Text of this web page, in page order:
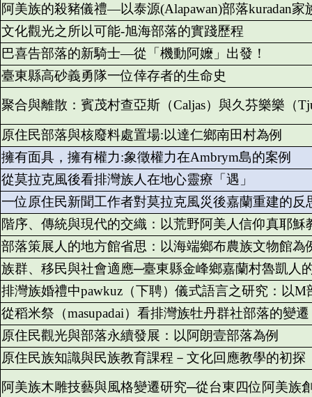
阿美族的殺豬儀禮—以泰源(Alapawan)部落kuradan家
文化觀光之所以可能-旭海部落的實踐歷程
巴喜告部落的新騎士—從「機動阿嬤」出發！
臺東縣高砂義勇隊一位倖存者的生命史
聚合與離散：賓茂村查亞斯（Caljas）與久芬樂樂（
原住民部落與核廢料處置場:以達仁鄉南田村為例
擁有面具，擁有權力:象徵權力在Ambrym島的案例
從莫拉克風後看排灣族人在地心靈療「遇」
一位原住民新聞工作者對莫拉克風災後嘉蘭重建的反
階序、傳統與現代的交織：以荒野阿美人信仰真耶穌
部落策展人的地方館省思：以海端鄉布農族文物館為
族群、移民與社會適應─臺東縣金峰鄉嘉蘭村魯凱人
排灣族婚禮中pawkuz（下聘）儀式語言之研究：以M
從稻米祭（masupadai）看排灣族牡丹群社部落的變遷
原住民觀光與部落永續發展：以阿朗壹部落為例
原住民族知識與民族教育課程－文化回應教學的初探
阿美族木雕技藝與風格變遷研究─從台東四位阿美族